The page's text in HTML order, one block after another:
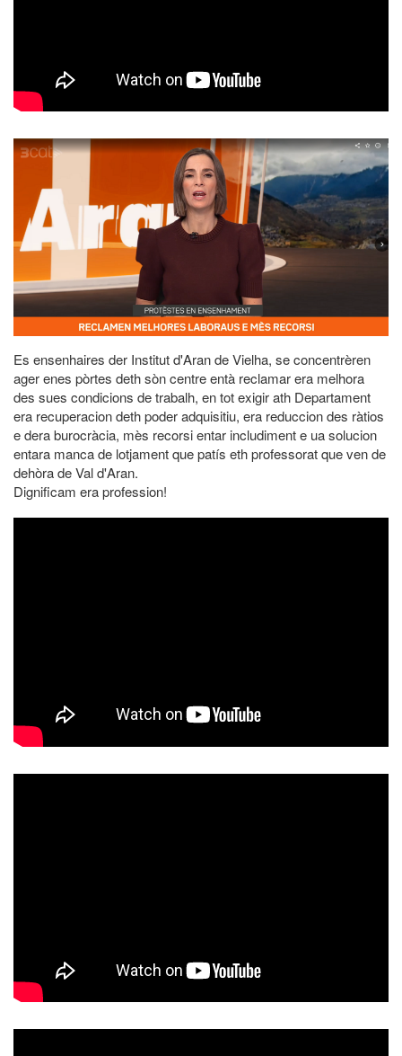
Es ensenhaires der Institut d'Aran de Vielha, se concentrèren
ager enes pòrtes deth sòn centre entà reclamar era melhora
des sues condicions de trabalh, en tot exigir ath Departament
era recuperacion deth poder adquisitiu, era reduccion des ràtios
e dera burocràcia, mès recorsi entar includiment e ua solucion
entara manca de lotjament que patís eth professorat que ven de
dehòra de Val d'Aran.
Dignificam era profession!